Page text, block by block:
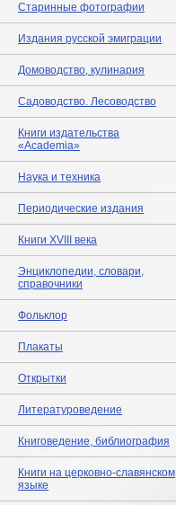
Старинные фотографии
Издания русской эмиграции
Домоводство, кулинария
Садоводство. Лесоводство
Книги издательства
«Academia»
Наука и техника
Периодические издания
Книги XVIII века
Энциклопедии, словари,
справочники
Фольклор
Плакаты
Открытки
Литературоведение
Книговедение, библиография
Книги на церковно-славянском
языке